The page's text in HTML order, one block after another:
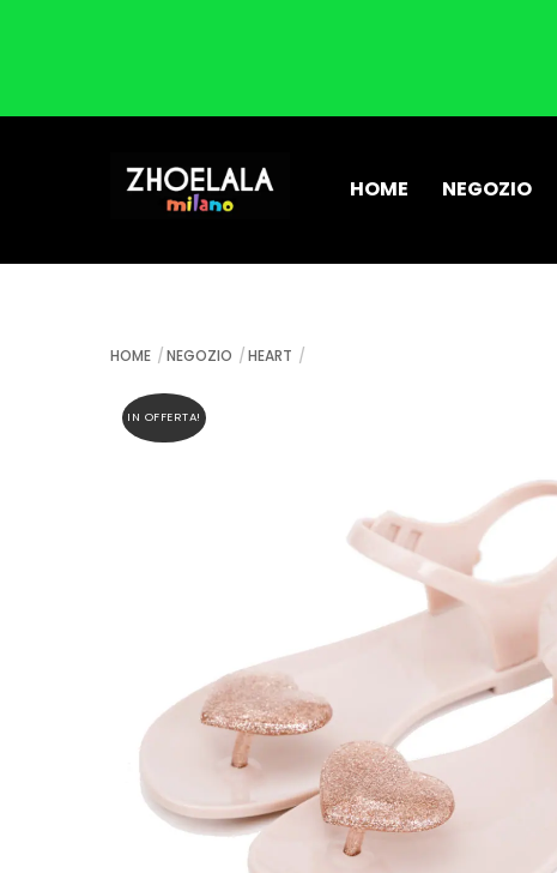
HOME NEGOZIO
HOME NEGOZIO HEART
IN OFFERTA!